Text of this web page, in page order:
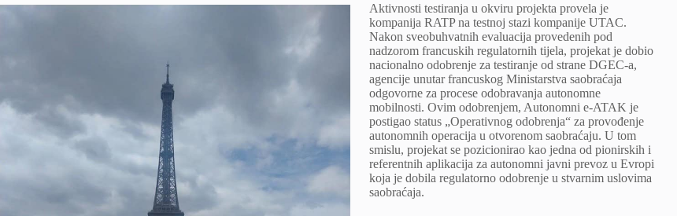
Aktivnosti testiranja u okviru projekta provela je
kompanija RATP na testnoj stazi kompanije UTAC.
Nakon sveobuhvatnih evaluacija provedenih pod
nadzorom francuskih regulatornih tijela, projekat je dobio
nacionalno odobrenje za testiranje od strane DGEC-a,
agencije unutar francuskog Ministarstva saobraćaja
odgovorne za procese odobravanja autonomne
mobilnosti. Ovim odobrenjem, Autonomni e-ATAK je
postigao status „Operativnog odobrenja“ za provođenje
autonomnih operacija u otvorenom saobraćaju. U tom
smislu, projekat se pozicionirao kao jedna od pionirskih i
referentnih aplikacija za autonomni javni prevoz u Evropi
koja je dobila regulatorno odobrenje u stvarnim uslovima
saobraćaja.